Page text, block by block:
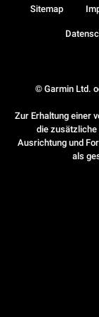
© Garmin Ltd.
Zur Erhaltung einer
die zusätzliche
Ausrichtung und
als
Sitemap